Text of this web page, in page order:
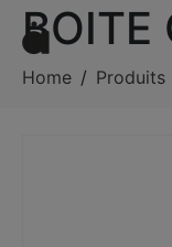
BOITE
Home Produits